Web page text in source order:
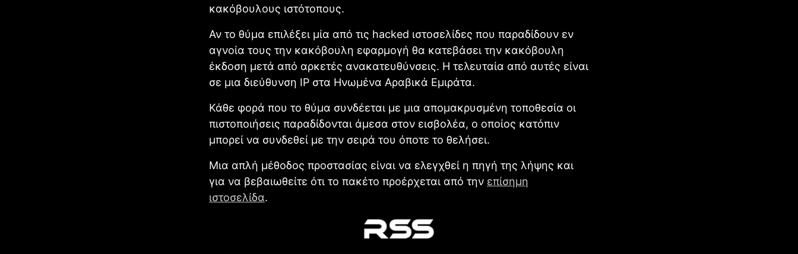
κακόβουλους ιστότοπους.
Αν το θύμα επιλέξει μία από τις hacked ιστοσελίδες που παραδίδουν εν
αγνοία τους την κακόβουλη εφαρμογή θα κατεβάσει την κακόβουλη
έκδοση μετά από αρκετές ανακατευθύνσεις. Η τελευταία από αυτές είναι
σε μια διεύθυνση IP στα Ηνωμένα Αραβικά Εμιράτα.
Κάθε φορά που το θύμα συνδέεται με μια απομακρυσμένη τοποθεσία οι
πιστοποιήσεις παραδίδονται άμεσα στον εισβολέα, ο οποίος κατόπιν
μπορεί να συνδεθεί με την σειρά του όποτε το θελήσει.
Μια απλή μέθοδος προστασίας είναι να ελεγχθεί η πηγή της λήψης και
για να βεβαιωθείτε ότι το πακέτο προέρχεται από την επίσημη
ιστοσελίδα.